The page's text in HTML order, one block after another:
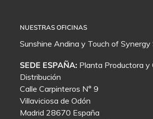
NUESTRAS OFICINAS
Sunshine Andina y Touch of Synergy
SEDE ESPAÑA: Planta Productora y
Distribución
Calle Carpinteros N° 9
Villaviciosa de Odón
Madrid 28670 España